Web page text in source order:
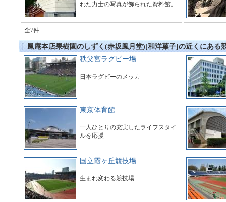
れた力士の写真が飾られた資料館。
全7件
鳳庵本店果樹園のしずく(赤坂鳳月堂)[和洋菓子]の近くにある
秩父宮ラグビー場
日本ラグビーのメッカ
東京体育館
一人ひとりの充実したライフスタイ
ルを応援
国立霞ヶ丘競技場
生まれ変わる競技場